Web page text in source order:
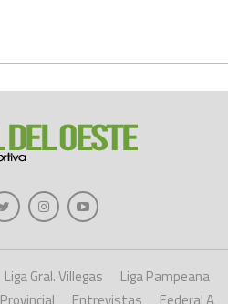
Liga Gral. Villegas
Liga Pampeana
Provincial Entrevistas Federal A